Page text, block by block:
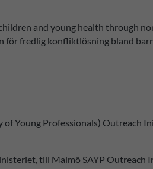
and young health through
för fredlig konfliktlösning bland
Young Professionals) Outreach
till Malmö SAYP Outreach